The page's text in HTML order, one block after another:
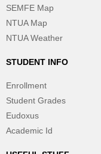
SEMFE Map
NTUA Map
NTUA Weather
STUDENT INFO
Enrollment
Student Grades
Eudoxus
Academic Id